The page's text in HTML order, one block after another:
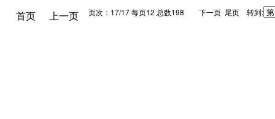
页次：17/17 每页12 总数198
首页 上一页 下一页 尾页 转到: